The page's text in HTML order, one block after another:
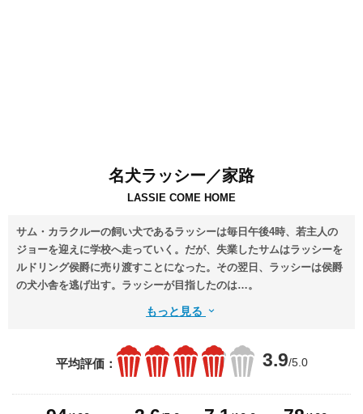
名犬ラッシー／家路
LASSIE COME HOME
サム・カラクルーの飼い犬であるラッシーは毎日午後4時、若主人の
ジョーを迎えに学校へ走っていく。だが、失業したサムはラッシーを
ルドリング侯爵に売り渡すことになった。その翌日、ラッシーは侯爵
の犬小舎を逃げ出す。ラッシーが目指したのは…。
もっと見る
平均評価： 3.9/5.0